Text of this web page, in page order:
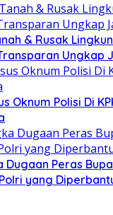
& Rusak
Ungkap
Oknum Polisi Di
Dugaan Peras
yang